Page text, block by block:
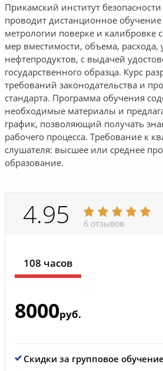
Прикамский институт безопасности
проводит дистанционное обучение
метрологии поверке и калибровке
мер вместимости, объема, расхода,
нефтепродуктов, с выдачей
государственного образца. Курс
требований законодательства и
стандарта. Программа обучения
необходимые материалы и
график, позволяющий получать
рабочего процесса. Требование к
слушателя: высшее или среднее
образование.
4.95 6 отзывов
108 часов
8000руб.
Скидки за групповое обучение